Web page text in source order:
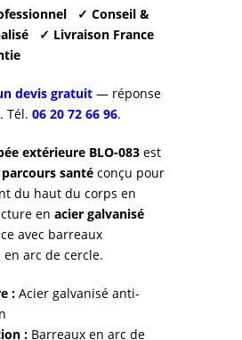
✓ Conseil &
✓ Livraison France
devis gratuit — réponse
Tél. 06 20 72 66 96.
extérieure BLO-083 est
parcours santé conçu pour
du haut du corps en
en acier galvanisé
avec barreaux
arc de cercle.
: Acier galvanisé anti-
: Barreaux en arc de